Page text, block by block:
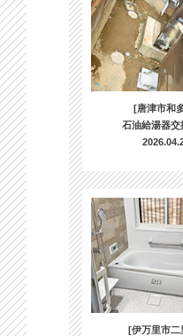
[唐津市和
石油給湯器交
[伊万里市二